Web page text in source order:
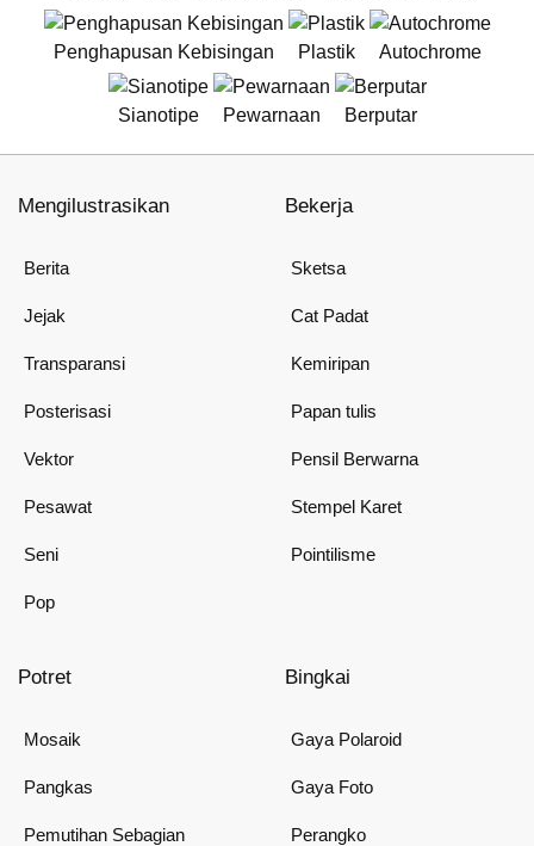
Penghapusan Kebisingan Plastik Autochrome
Sianotipe Pewarnaan Berputar
Mengilustrasikan
Berita
Jejak
Transparansi
Posterisasi
Vektor
Pesawat
Seni
Pop
Bekerja
Sketsa
Cat Padat
Kemiripan
Papan tulis
Pensil Berwarna
Stempel Karet
Pointilisme
Potret
Mosaik
Pangkas
Pemutihan Sebagian
Bingkai
Gaya Polaroid
Gaya Foto
Perangko